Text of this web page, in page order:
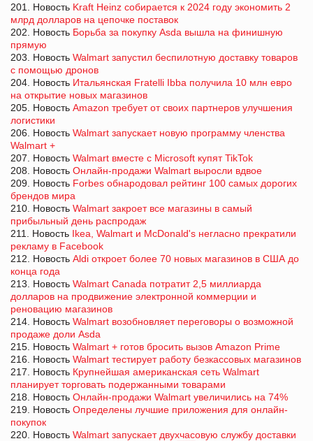
201. Новость Kraft Heinz собирается к 2024 году экономить 2
млрд долларов на цепочке поставок
202. Новость Борьба за покупку Asda вышла на финишную
прямую
203. Новость Walmart запустил беспилотную доставку товаров
с помощью дронов
204. Новость Итальянская Fratelli Ibba получила 10 млн евро
на открытие новых магазинов
205. Новость Amazon требует от своих партнеров улучшения
логистики
206. Новость Walmart запускает новую программу членства
Walmart +
207. Новость Walmart вместе с Microsoft купят TikTok
208. Новость Онлайн-продажи Walmart выросли вдвое
209. Новость Forbes обнародовал рейтинг 100 самых дорогих
брендов мира
210. Новость Walmart закроет все магазины в самый
прибыльный день распродаж
211. Новость Ikea, Walmart и McDonald's негласно прекратили
рекламу в Facebook
212. Новость Aldi откроет более 70 новых магазинов в США до
конца года
213. Новость Walmart Canada потратит 2,5 миллиарда
долларов на продвижение электронной коммерции и
реновацию магазинов
214. Новость Walmart возобновляет переговоры о возможной
продаже доли Asda
215. Новость Walmart + готов бросить вызов Amazon Prime
216. Новость Walmart тестирует работу безкассовых магазинов
217. Новость Крупнейшая американская сеть Walmart
планирует торговать подержанными товарами
218. Новость Онлайн-продажи Walmart увеличились на 74%
219. Новость Определены лучшие приложения для онлайн-
покупок
220. Новость Walmart запускает двухчасовую службу доставки